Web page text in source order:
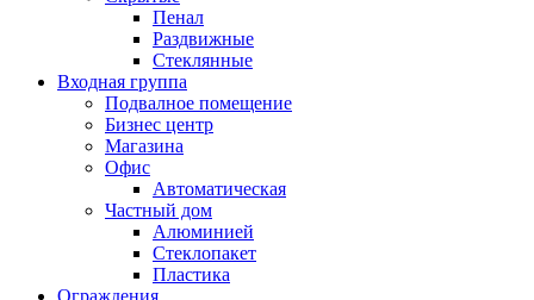
Пенал
Раздвижные
Стеклянные
Входная группа
Подвалное помещение
Бизнес центр
Магазина
Офис
Автоматическая
Частный дом
Алюминией
Стеклопакет
Пластика
Ограждения